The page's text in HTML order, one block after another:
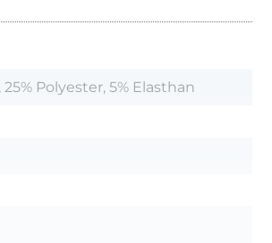
Polyester, 5% Elasthan